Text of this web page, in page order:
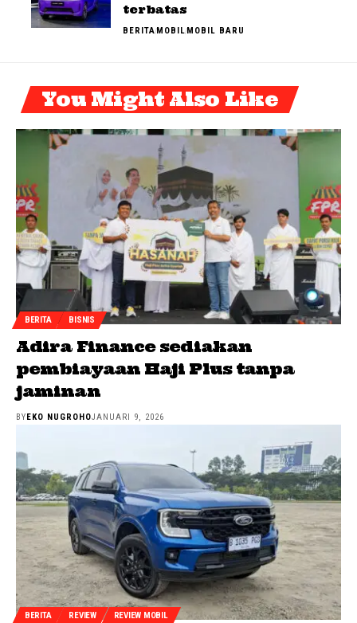
terbatas
BERITAMOBILMOBIL BARU
You Might Also Like
BERITA BISNIS
Adira Finance sediakan
pembiayaan Haji Plus tanpa
jaminan
BYEKO NUGROHOJANUARI 9, 2026
BERITA REVIEW REVIEW MOBIL